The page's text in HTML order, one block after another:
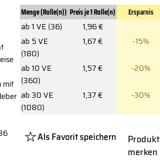
mit
Menge (Rolle(n)) Preis je 1 Rolle(n)
Ersparnis
ab 1 VE (36)
1,96 €
ab 5 VE
(180)
1,67 € -15%
ab 10 VE
(360)
1,57 € -20%
ab 30 VE
(1080)
1,37 € -30%
Als Favorit speichern
Produkt
merken